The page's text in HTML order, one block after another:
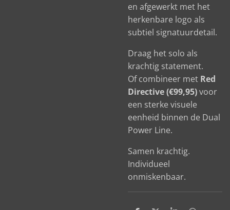
en afgewerkt met het
herkenbare logo als
subtiel signatuurdetail.
Draag het solo als
krachtig statement.
Of combineer met Red
Directive (€99,95)voor
een sterke visuele
eenheid binnen de Dual
Power Line.
Samen krachtig.
Individueel
onmiskenbaar.